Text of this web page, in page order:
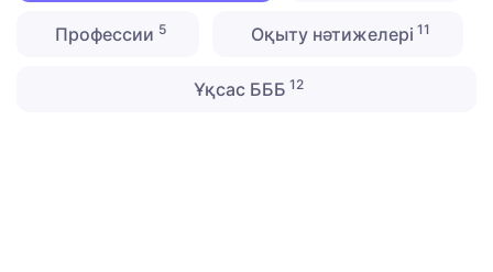
Профессии 5 Оқыту нәтижелері 11
Ұқсас БББ 12